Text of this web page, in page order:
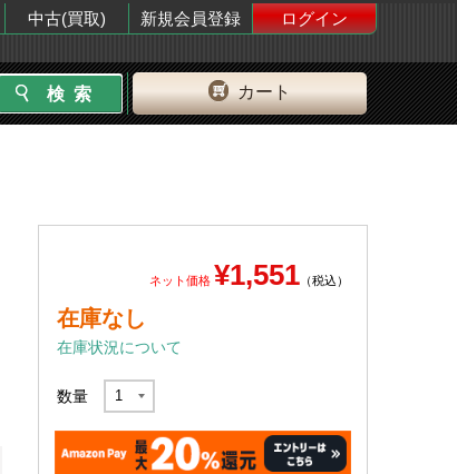
中古(買取) 新規会員登録
ログイン
カート
ネット価格 ¥1,551 （税込）
在庫なし
在庫状況について
数量